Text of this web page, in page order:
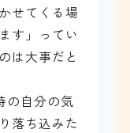
せてくる場
す」ってい
は大事だと
自分の気
落ち込みた